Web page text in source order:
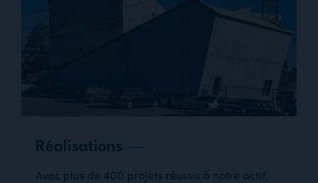
Réalisations
Avec plus de 400 projets réussis à notre actif,